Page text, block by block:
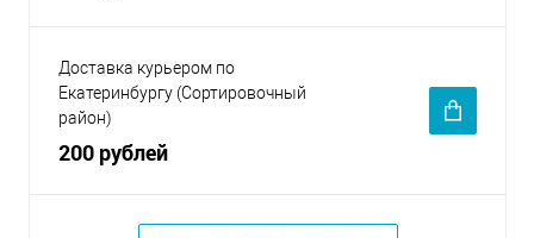
Доставка курьером по
Екатеринбургу (Сортировочный
район)
200 рублей